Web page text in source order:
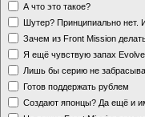
А что это такое?
Шутер? Принципиально нет.
Зачем из Front Mission
Я ещё чувствую запах
Лишь бы серию не
Готов поддержать рублем
Создают японцы? Да ещё и